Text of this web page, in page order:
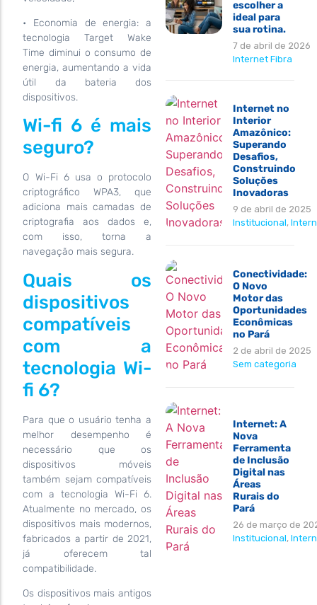
• Economia de energia: a
tecnologia Target Wake
Time diminui o consumo de
energia, aumentando a vida
útil da bateria dos
dispositivos.
Wi-fi 6 é mais
seguro?
O Wi-Fi 6 usa o protocolo
criptográfico WPA3, que
adiciona mais camadas de
criptografia aos dados e,
com isso, torna a
navegação mais segura.
Quais os
dispositivos
compatíveis
com a
tecnologia Wi-
fi 6?
Para que o usuário tenha a
melhor desempenho é
necessário que os
dispositivos móveis
também sejam compatíveis
com a tecnologia Wi-Fi 6.
Atualmente no mercado, os
dispositivos mais modernos,
fabricados a partir de 2021,
já oferecem tal
compatibilidade.
Os dispositivos mais antigos
escolher a
ideal para
sua rotina.
7 de abril de 2026
Internet Fibra
Internet no
Interior
Amazônico:
Superando
Desafios,
Construindo
Soluções
Inovadoras
9 de abril de 2025
Institucional,
Conectividade:
O Novo
Motor das
Oportunidades
Econômicas
no Pará
2 de abril de 2025
Sem categoria
Internet: A
Nova
Ferramenta
de Inclusão
Digital nas
Áreas
Rurais do
Pará
26 de março de
Institucional,